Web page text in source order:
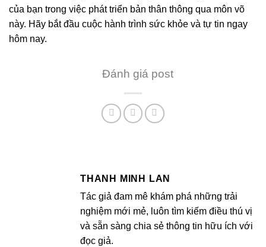
của bạn trong việc phát triển bản thân thông qua môn võ
này. Hãy bắt đầu cuộc hành trình sức khỏe và tự tin ngay
hôm nay.
Đánh giá post
THANH MINH LAN
Tác giả đam mê khám phá những trải
nghiệm mới mẻ, luôn tìm kiếm điều thú vị
và sẵn sàng chia sẻ thông tin hữu ích với
đọc giả.